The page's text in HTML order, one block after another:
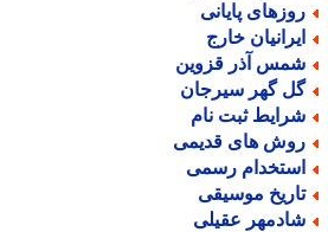
پایانی
خارج
آذر قزوین
گهر سیرجان
ثبت نام
های قدیمی
رسمی
موسیقی
عقیلی